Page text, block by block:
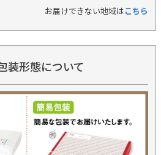
お届けできない地域はこちら
装形態について